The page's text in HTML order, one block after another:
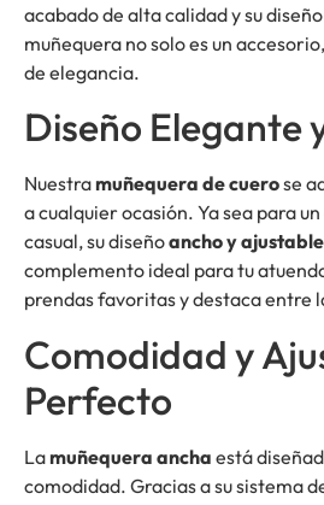
acabado de alta calidad y su
muñequera no solo es un
de elegancia.
Diseño Elegante
Nuestramuñequera de cuerose
a cualquier ocasión. Ya sea para
casual, su diseñoancho y ajustable
complemento ideal para tu
prendas favoritas y destaca entre
Comodidad y
Perfecto
Lamuñequera ancha está
comodidad. Gracias a su sistema